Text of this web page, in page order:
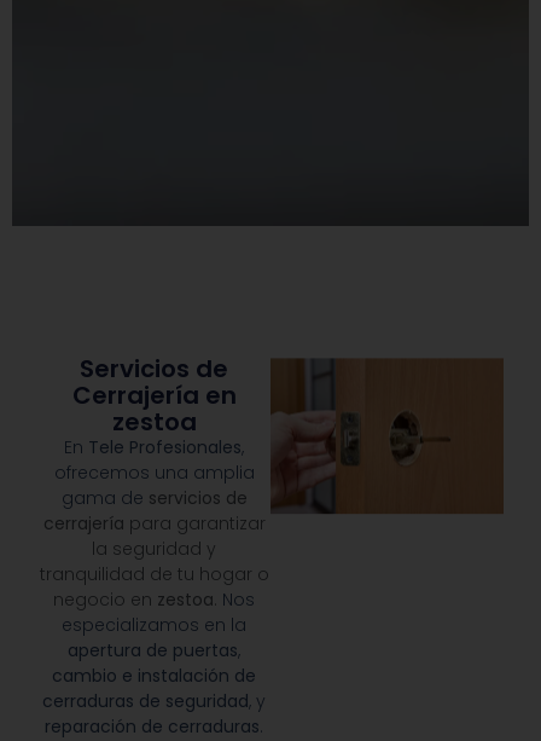
Servicios de
Cerrajería en
zestoa
En Tele Profesionales,
ofrecemos una amplia
gama de servicios de
cerrajería para garantizar
la seguridad y
tranquilidad de tu hogar o
negocio en zestoa. Nos
especializamos en la
apertura de puertas,
cambio e instalación de
cerraduras de seguridad, y
reparación de cerraduras.